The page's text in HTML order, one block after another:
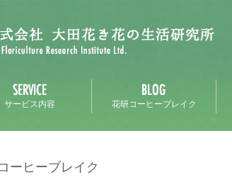
サービス内容 花研コーヒーブレイク
ーヒーブレイク